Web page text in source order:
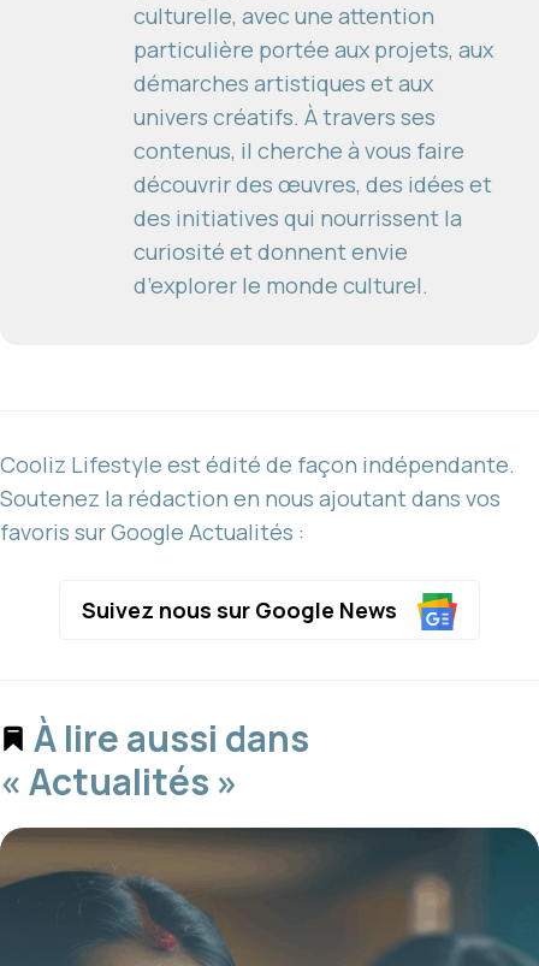
culturelle, avec une attention
particulière portée aux projets, aux
démarches artistiques et aux
univers créatifs. À travers ses
contenus, il cherche à vous faire
découvrir des œuvres, des idées et
des initiatives qui nourrissent la
curiosité et donnent envie
d’explorer le monde culturel.
Cooliz Lifestyle est édité de façon indépendante.
Soutenez la rédaction en nous ajoutant dans vos
favoris sur Google Actualités :
Suivez nous sur Google News
À lire aussi dans
« Actualités »